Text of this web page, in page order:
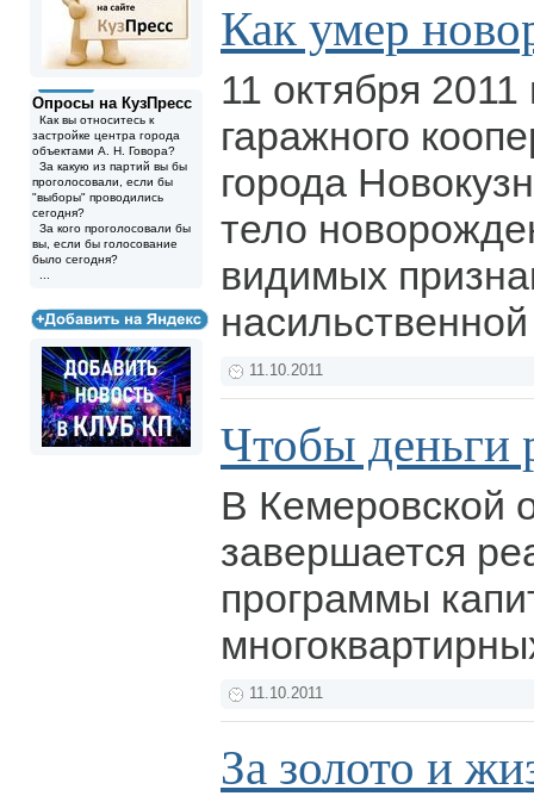
Опросы на КузПресс
Как вы относитесь к
застройке центра города
объектами А. Н. Говора?
За какую из партий вы бы
проголосовали, если бы
"выборы" проводились
сегодня?
За кого проголосовали бы
вы, если бы голосование
было сегодня?
Как умер
11 октября
гаражного
города
тело
видимых
11.10.2011
Чтобы деньги
В Кемеровской
завершается
программы
11.10.2011
За золото и